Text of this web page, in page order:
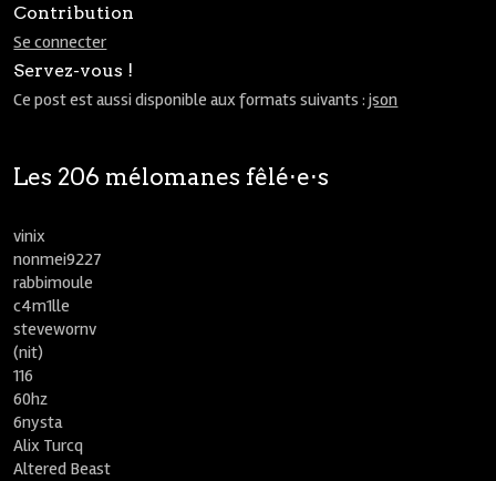
Contribution
Se connecter
Servez-vous !
Ce post est aussi disponible aux formats suivants :json
Les 206 mélomanes fêlé⋅e⋅s
vinix
nonmei9227
rabbimoule
c4m1lle
stevewornv
(nit)
116
60hz
6nysta
Alix Turcq
Altered Beast